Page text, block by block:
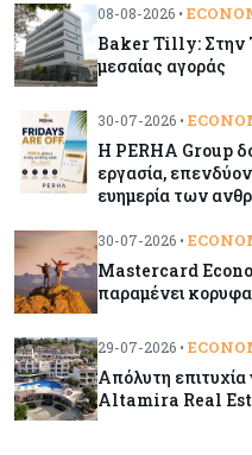
Κόσμος
Γιατί οι
Κόσμος
Ποιες χώρες
Κόσμος
και οι
08-08-2026 •
Baker Tilly: Στην
μεσαίας αγοράς
30-07-2026 •
Η PERHA Group
εργασία,
ευημερία των
30-07-2026 •
Mastercard
παραμένει
29-07-2026 •
Απόλυτη
Altamira Real